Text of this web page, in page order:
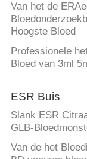
Van het de
Hoogste Bloed
Professionele
Bloed van 3ml
ESR Buis
Slank ESR
GLB-
Van de het